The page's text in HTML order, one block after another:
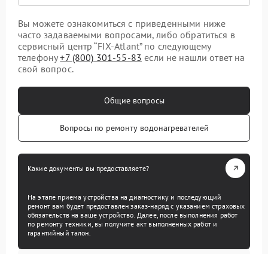
Вы можете ознакомиться с приведенными ниже
часто задаваемыми вопросами, либо обратиться в
сервисный центр “FIX-Atlant” по следующему
телефону+7 (800) 301-55-83 если не нашли ответ на
свой вопрос.
Общие вопросы
Вопросы по ремонту водонагревателей
Какие документы вы предоставляете?
На этапе приема устройства на диагностику и последующий
ремонт вам будет предоставлен заказ-наряд с указанием страховых
обязательств на ваше устройство. Далее, после выполнения работ
по ремонту техники, вы получите акт выполненных работ и
гарантийный талон.